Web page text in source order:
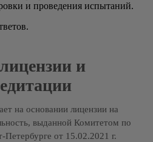
и проведения испытаний.
и
на основании лицензии на
выданной Комитетом по
Петербурге от 15.02.2021 г.